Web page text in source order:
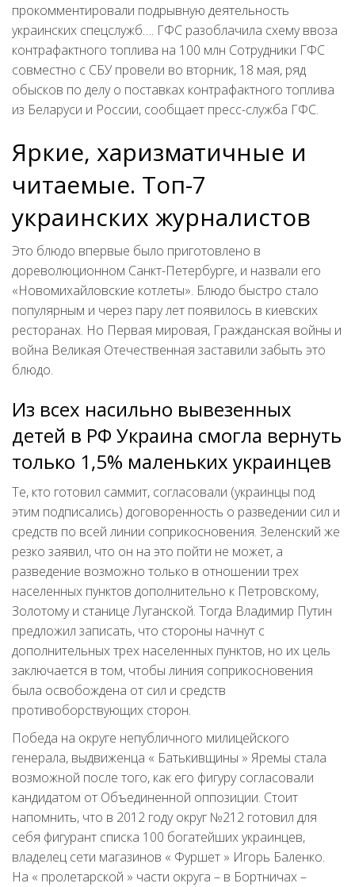
прокомментировали подрывную деятельность
украинских спецслужб…. ГФС разоблачила схему ввоза
контрафактного топлива на 100 млн Сотрудники ГФС
совместно с СБУ провели во вторник, 18 мая, ряд
обысков по делу о поставках контрафактного топлива
из Беларуси и России, сообщает пресс-служба ГФС.
Яркие, харизматичные и
читаемые. Топ-7
украинских журналистов
Это блюдо впервые было приготовлено в
дореволюционном Санкт-Петербурге, и назвали его
«Новомихайловские котлеты». Блюдо быстро стало
популярным и через пару лет появилось в киевских
ресторанах. Но Первая мировая, Гражданская войны и
война Великая Отечественная заставили забыть это
блюдо.
Из всех насильно вывезенных
детей в РФ Украина смогла вернуть
только 1,5% маленьких украинцев
Те, кто готовил саммит, согласовали (украинцы под
этим подписались) договоренность о разведении сил и
средств по всей линии соприкосновения. Зеленский же
резко заявил, что он на это пойти не может, а
разведение возможно только в отношении трех
населенных пунктов дополнительно к Петровскому,
Золотому и станице Луганской. Тогда Владимир Путин
предложил записать, что стороны начнут с
дополнительных трех населенных пунктов, но их цель
заключается в том, чтобы линия соприкосновения
была освобождена от сил и средств
противоборствующих сторон.
Победа на округе непубличного милицейского
генерала, выдвиженца « Батькивщины » Яремы стала
возможной после того, как его фигуру согласовали
кандидатом от Объединенной оппозиции. Стоит
напомнить, что в 2012 году округ №212 готовил для
себя фигурант списка 100 богатейших украинцев,
владелец сети магазинов « Фуршет » Игорь Баленко.
На « пролетарской » части округа – в Бортничах –